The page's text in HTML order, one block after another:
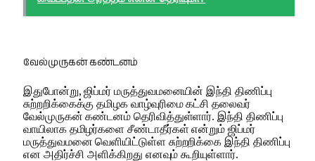
வேல்முருகன் கண்டனம்
இதுபோன்று, ஜிப்மர் மருத்துவமனையின் இந்தி திணிப்பு
சுற்றறிக்கைக்கு தமிழக வாழ்வுரிமை கட்சி தலைவர்
வேல்முருகன் கண்டனம் தெரிவித்துள்ளார். இந்தி திணிப்பு
வாயிலாக தமிழர்களை சீண்டாதீர்கள் என்றும் ஜிப்மர்
மருத்துவமனை வெளியிட்டுள்ள சுற்றறிக்கை இந்தி திணிப்பு
என அதிர்ச்சி அளிக்கிறது எனவும் கூறியுள்ளார்.